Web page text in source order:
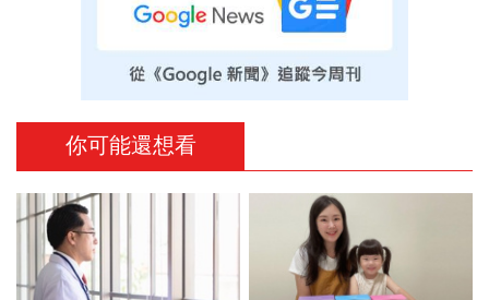
你可能還想看